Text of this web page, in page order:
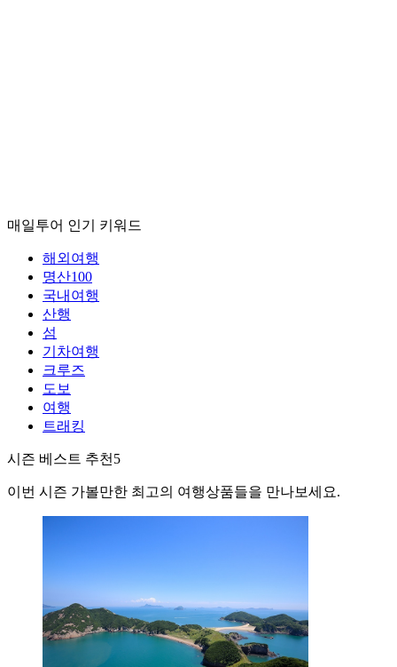
매일투어 인기 키워드
해외여행
명산100
국내여행
산행
섬
기차여행
크루즈
도보
여행
트래킹
시즌 베스트 추천 5
이번 시즌 가볼만한 최고의 여행상품들을 만나보세요.